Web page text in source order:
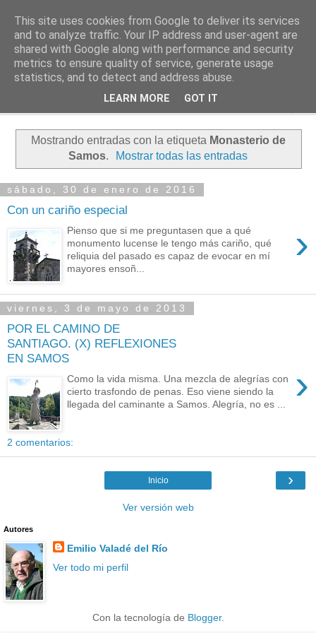
PASEANTE SILENCIOSO
Blog personal de Emilio Valadé del Río
Mostrando entradas con la etiqueta Monasterio de
Samos. Mostrar todas las entradas
sábado, 30 de enero de 2016
Con un cariño especial
›
Pienso que si me preguntasen que a qué
monumento lucense le tengo más cariño, qué
reliquia del pasado es capaz de evocar en mí
mayores ensoñ...
viernes, 3 de mayo de 2013
POR EL CAMINO DE
SANTIAGO. (X) REFLEXIONES
EN SAMOS
›
Como la vida misma. Una mezcla de alegrías con
cierto trasfondo de penas. Eso viene siendo la
llegada del caminante a Samos. Alegría, no es ...
2 comentarios:
›
Inicio
Ver versión web
Autores
Emilio Valadé del Río
Ver todo mi perfil
Con la tecnología de Blogger.
This site uses cookies from Google to deliver its services
and to analyze traffic. Your IP address and user-agent are
shared with Google along with performance and security
metrics to ensure quality of service, generate usage
statistics, and to detect and address abuse.
LEARN MORE GOT IT